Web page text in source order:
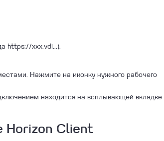
https://xxx.vdi...).
Нажмите на иконку нужного рабочего
находится на всплывающей вкладке
Horizon Client